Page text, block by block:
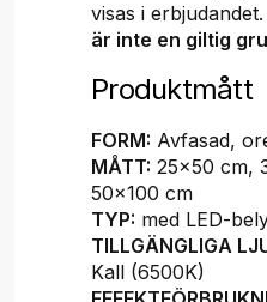
visas i erbjudandet.
är inte en giltig
Produktmått
FORM: Avfasad,
MÅTT: 25x50 cm,
50x100 cm
TYP: med LED-
TILLGÄNGLIGA
Kall (6500K)